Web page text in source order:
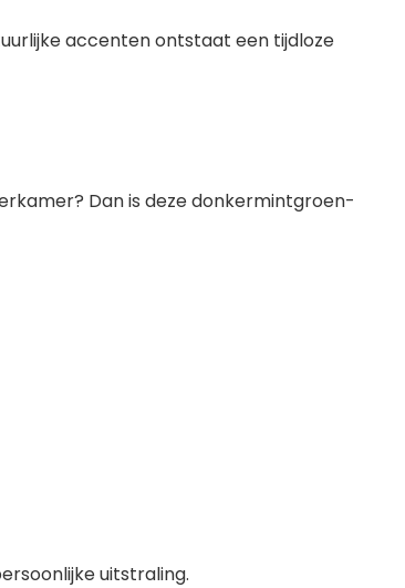
accenten ontstaat een tijdloze
Dan is deze donkermintgroen-
uitstraling.